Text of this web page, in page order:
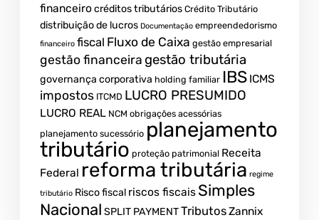
financeirocréditos tributários Crédito Tributário
distribuição de lucros Documentação empreendedorismo
financeiro fiscal Fluxo de Caixa gestão empresarial
gestão financeira gestão tributária
governança corporativa holding familiar IBS ICMS
impostos ITCMD LUCRO PRESUMIDO
LUCRO REAL NCM obrigações acessórias
planejamento sucessório planejamento
tributário proteção patrimonial Receita
Federal reforma tributária regime
tributário Risco fiscal riscos fiscais Simples
Nacional SPLIT PAYMENTTributosZannix